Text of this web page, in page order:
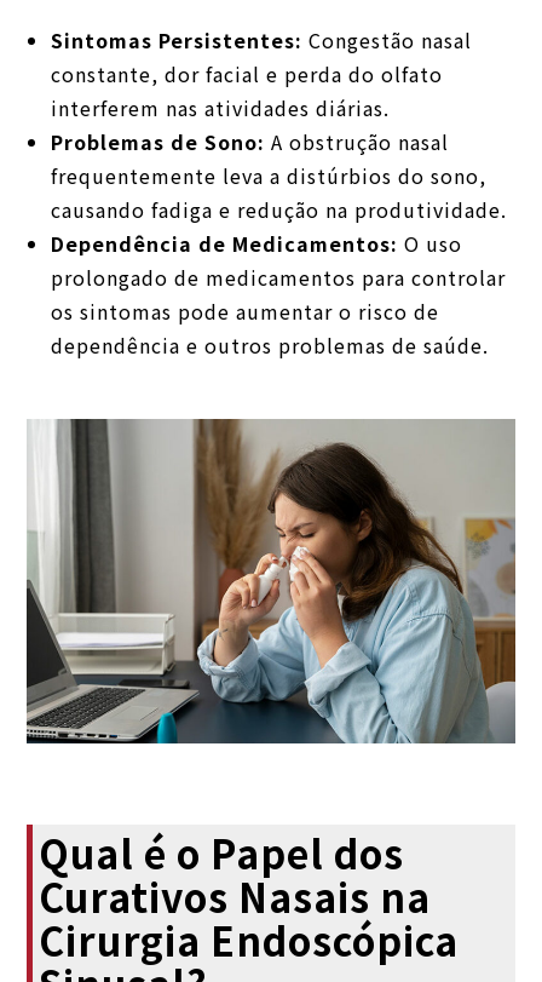
Sintomas Persistentes: Congestão nasal
constante, dor facial e perda do olfato
interferem nas atividades diárias.
Problemas de Sono: A obstrução nasal
frequentemente leva a distúrbios do sono,
causando fadiga e redução na produtividade.
Dependência de Medicamentos: O uso
prolongado de medicamentos para controlar
os sintomas pode aumentar o risco de
dependência e outros problemas de saúde.
Qual é o Papel dos
Curativos Nasais na
Cirurgia Endoscópica